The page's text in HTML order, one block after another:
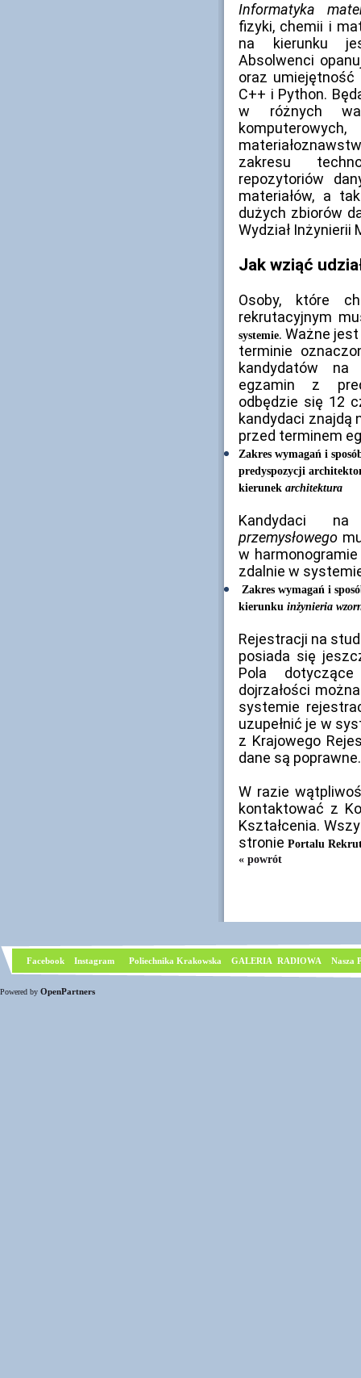
Informatyka
fizyki, chemii i
na kierunku
Absolwenci
oraz umiejętność
C++ i Python.
w różnych
zakresu
repozytoriów
materiałów, a
dużych zbiorów
Wydział Inżynierii
Jak wziąć
Osoby, które
rekrutacyjnym
systemie. Ważne
terminie
kandydatów
egzamin z
odbędzie się 12
kandydaci znajdą
przed terminem
Zakres wymagań i
predyspozycji
kierunek architektura
Kandydaci
przemysłowego
w
zdalnie w
Zakres wymagań i
kierunku inżynieria
Rejestracji na
posiada się
Pola
dojrzałości
systemie
uzupełnić je w
z Krajowego
dane są
W razie
kontaktować z
Kształcenia.
stronie Portalu
« powrót
Facebook Instagram Poliechnika Krakowska GALERIA RADIOWA Nasza
Powered by OpenPartners